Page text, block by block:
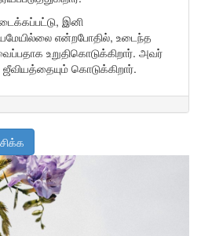
இனி
என்றபோதில், உடைந்த
உறுதிகொடுக்கிறார். அவர்
ஜீவியத்தையும் கொடுக்கிறார்.